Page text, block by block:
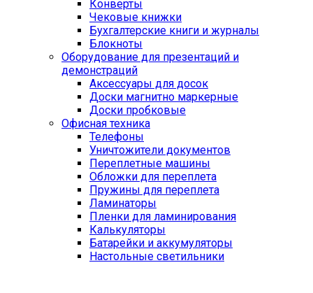
Конверты
Чековые книжки
Бухгалтерские книги и журналы
Блокноты
Оборудование для презентаций и
демонстраций
Аксессуары для досок
Доски магнитно маркерные
Доски пробковые
Офисная техника
Телефоны
Уничтожители документов
Переплетные машины
Обложки для переплета
Пружины для переплета
Ламинаторы
Пленки для ламинирования
Калькуляторы
Батарейки и аккумуляторы
Настольные светильники